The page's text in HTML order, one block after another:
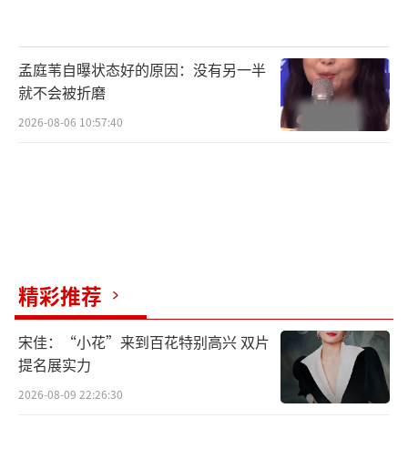
孟庭苇自曝状态好的原因：没有另一半
就不会被折磨
2026-08-06 10:57:40
精彩推荐
宋佳：“小花”来到百花特别高兴 双片
提名展实力
2026-08-09 22:26:30